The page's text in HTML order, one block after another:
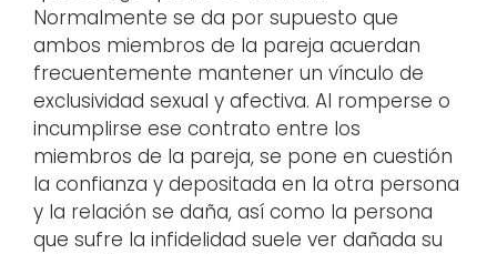
Normalmente se da por supuesto que
ambos miembros de la pareja acuerdan
frecuentemente mantener un vínculo de
exclusividad sexual y afectiva. Al romperse o
incumplirse ese contrato entre los
miembros de la pareja, se pone en cuestión
la confianza y depositada en la otra persona
y la relación se daña, así como la persona
que sufre la infidelidad suele ver dañada su